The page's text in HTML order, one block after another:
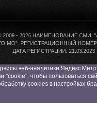
© 2009 - 2026 НАИМЕНОВАНИЕ
МО". РЕГИСТРАЦИОННЫЙ НОМЕР:
ДАТА РЕГИСТРАЦИИ: 21.03.2023
веб-аналитики Яндекс
"cookie", чтобы пользоваться
cookies в настройках